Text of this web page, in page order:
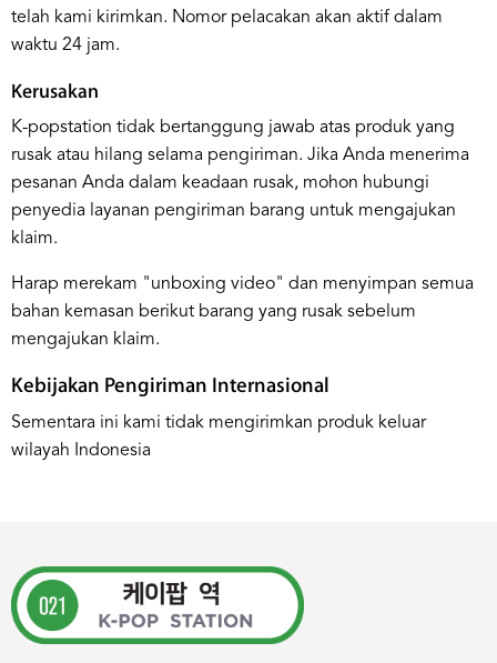
telah kami kirimkan. Nomor pelacakan akan aktif dalam
waktu 24 jam.
Kerusakan
K-popstation tidak bertanggung jawab atas produk yang
rusak atau hilang selama pengiriman. Jika Anda menerima
pesanan Anda dalam keadaan rusak, mohon hubungi
penyedia layanan pengiriman barang untuk mengajukan
klaim.
Harap merekam "unboxing video" dan menyimpan semua
bahan kemasan berikut barang yang rusak sebelum
mengajukan klaim.
Kebijakan Pengiriman Internasional
Sementara ini kami tidak mengirimkan produk keluar
wilayah Indonesia